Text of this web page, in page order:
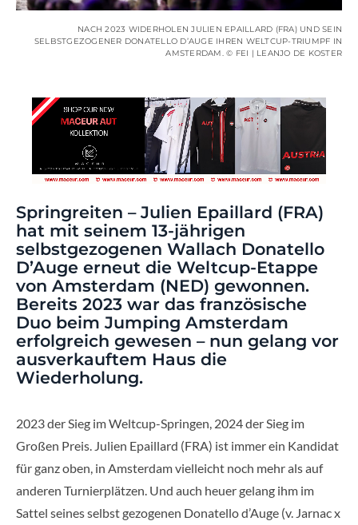
NACH 2023 WIDERHOLEN JULIEN EPAILLARD (FRA) UND SEIN
SELBSTGEZOGENER DONATELLO D’AUGE IHREN WELTCUP-TRIUMPF IN
AMSTERDAM. © FEI | LEANJO DE KOSTER
Springreiten – Julien Epaillard (FRA)
hat mit seinem 13-jährigen
selbstgezogenen Wallach Donatello
D’Auge erneut die Weltcup-Etappe
von Amsterdam (NED) gewonnen.
Bereits 2023 war das französische
Duo beim Jumping Amsterdam
erfolgreich gewesen – nun gelang vor
ausverkauftem Haus die
Wiederholung.
2023 der Sieg im Weltcup-Springen, 2024 der Sieg im
Großen Preis. Julien Epaillard (FRA) ist immer ein Kandidat
für ganz oben, in Amsterdam vielleicht noch mehr als auf
anderen Turnierplätzen. Und auch heuer gelang ihm im
Sattel seines selbst gezogenen Donatello d’Auge (v. Jarnac x